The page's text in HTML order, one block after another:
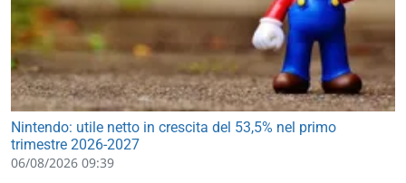
Nintendo: utile netto in crescita del 53,5% nel primo
trimestre 2026-2027
06/08/2026 09:39